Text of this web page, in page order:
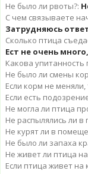
Не было ли рвоты?:
С чем связываете
Затрудняюсь
Сколько птица
Ест не очень
Какова
Не было ли смены
Если корм не
Если есть
Не могла ли птица
Не распылялись ли
Не курят ли в
Не было ли запаха
Не живет ли птица на
Если птица живет на